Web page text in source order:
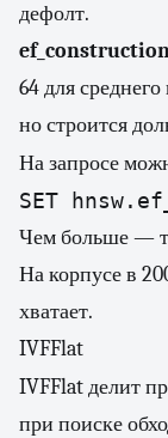
дефолт.
64 для
но строится
На запросе
SET
Чем больше —
На корпусе в
хватает.
IVFFlat
IVFFlat делит
при поиске